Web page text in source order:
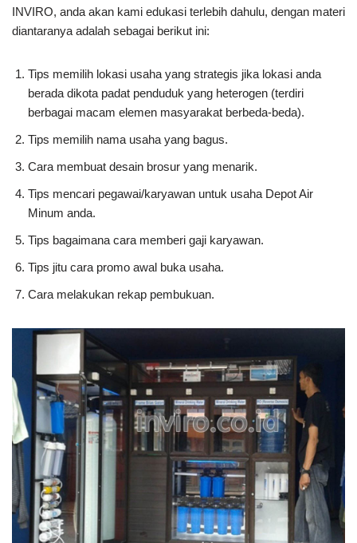
INVIRO, anda akan kami edukasi terlebih dahulu, dengan materi
diantaranya adalah sebagai berikut ini:
Tips memilih lokasi usaha yang strategis jika lokasi anda
berada dikota padat penduduk yang heterogen (terdiri
berbagai macam elemen masyarakat berbeda-beda).
Tips memilih nama usaha yang bagus.
Cara membuat desain brosur yang menarik.
Tips mencari pegawai/karyawan untuk usaha Depot Air
Minum anda.
Tips bagaimana cara memberi gaji karyawan.
Tips jitu cara promo awal buka usaha.
Cara melakukan rekap pembukuan.